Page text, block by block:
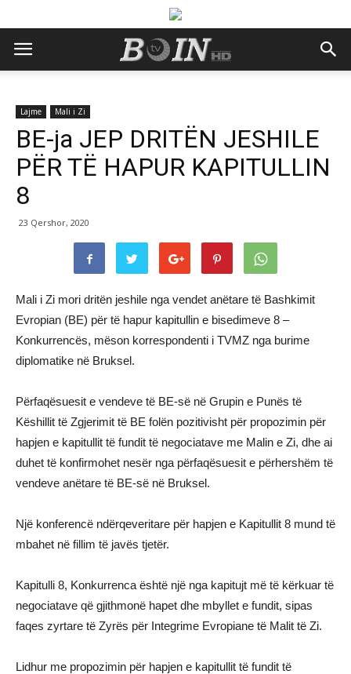
Lajme Mali i Zi
BE-ja JEP DRITËN JESHILE
PËR TË HAPUR KAPITULLIN
8
23 Qershor, 2020
Mali i Zi mori dritën jeshile nga vendet anëtare të Bashkimit
Evropian (BE) për të hapur kapitullin e bisedimeve 8 –
Konkurrencës, mëson korrespondenti i TVMZ nga burime
diplomatike në Bruksel.
Përfaqësuesit e vendeve të BE-së në Grupin e Punës të
Këshillit të Zgjerimit të BE folën pozitivisht për propozimin për
hapjen e kapitullit të fundit të negociatave me Malin e Zi, dhe ai
duhet të konfirmohet nesër nga përfaqësuesit e përhershëm të
vendeve anëtare të BE-së në Bruksel.
Një konferencë ndërqeveritare për hapjen e Kapitullit 8 mund të
mbahet në fillim të javës tjetër.
Kapitulli 8, Konkurrenca është një nga kapitujt më të kërkuar të
negociatave që gjithmonë hapet dhe mbyllet e fundit, sipas
faqes zyrtare të Zyrës për Integrime Evropiane të Malit të Zi.
Lidhur me propozimin për hapjen e kapitullit të fundit të